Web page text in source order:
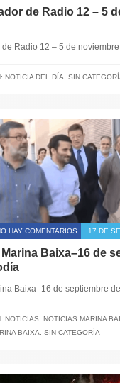
de Radio 12 – 5
de Radio 12 – 5 de
NOTICIA DEL DÍA SIN
HAY COMENTARIOS 17 DE
Baixa–16 de
Baixa–16 de septiembre
NOTICIAS NOTICIAS MARINA
BAIXA
SIN CATEGORÍA